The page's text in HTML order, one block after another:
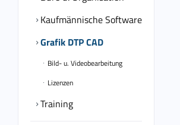
Kaufmännische Software
Grafik DTP CAD
Bild- u. Videobearbeitung
Lizenzen
Training